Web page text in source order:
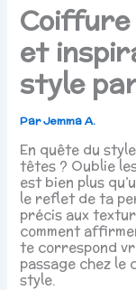
Coiffure
et
style
ParJemma A.
En quête du
têtes ? Oublie
est bien plus
le reflet de ta
précis aux
comment
te correspond
passage chez
style.